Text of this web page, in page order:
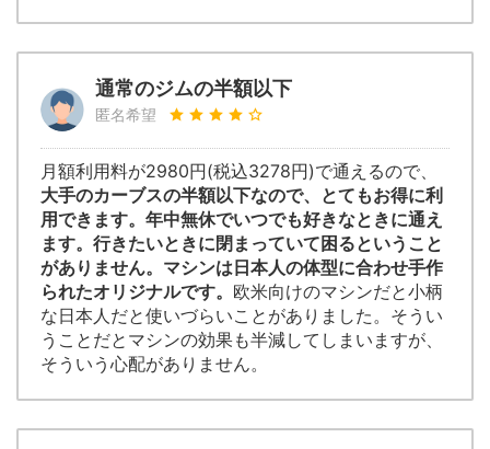
通常のジムの半額以下
匿名希望
月額利用料が2980円(税込3278円)で通えるので、
大手のカーブスの半額以下なので、とてもお得に利
用できます。年中無休でいつでも好きなときに通え
ます。行きたいときに閉まっていて困るということ
がありません。マシンは日本人の体型に合わせ手作
られたオリジナルです。 欧米向けのマシンだと小柄
な日本人だと使いづらいことがありました。そうい
うことだとマシンの効果も半減してしまいますが、
そういう心配がありません。